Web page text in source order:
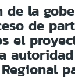
la
de
el